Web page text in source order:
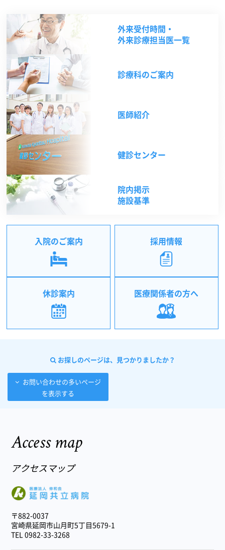
外来受付時間・
外来診療担当医一覧
診療科のご案内
医師紹介
健診センター
院内掲示
施設基準
入院のご案内 採用情報
休診案内 医療関係者の方へ
お探しのページは、見つかりましたか？
お問い合わせの多いページ
を表示する
Access map
アクセスマップ
〒882-0037
宮崎県延岡市山月町5丁目5679-1
TEL 0982-33-3268